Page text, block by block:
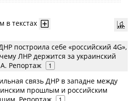
в текстах
построила себе «российский 4G»,
ЛНР держится за украинский
Репортаж
1
связь ДНР в западне между
прошлым и российским